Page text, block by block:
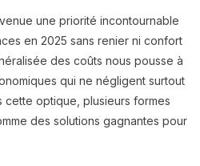
une priorité incontournable
en 2025 sans renier ni confort
des coûts nous pousse à
qui ne négligent surtout
cette optique, plusieurs formes
des solutions gagnantes pour